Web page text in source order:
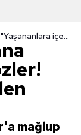
Salih Uçan'dan Adana maçı sonrası flaş sözler! "Yaşananlara içeriden şahit oluyoruz"
mağlup